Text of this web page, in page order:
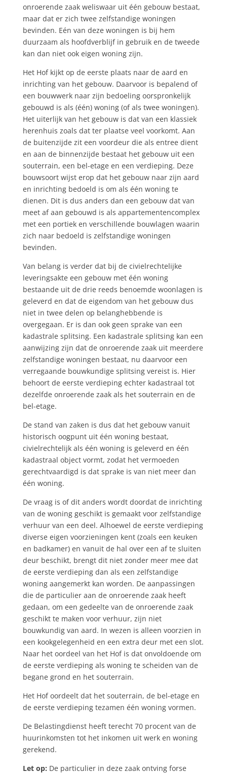
onroerende zaak weliswaar uit één gebouw bestaat,
maar dat er zich twee zelfstandige woningen
bevinden. Eén van deze woningen is bij hem
duurzaam als hoofdverblijf in gebruik en de tweede
kan dan niet ook eigen woning zijn.
Het Hof kijkt op de eerste plaats naar de aard en
inrichting van het gebouw. Daarvoor is bepalend of
een bouwwerk naar zijn bedoeling oorspronkelijk
gebouwd is als (één) woning (of als twee woningen).
Het uiterlijk van het gebouw is dat van een klassiek
herenhuis zoals dat ter plaatse veel voorkomt. Aan
de buitenzijde zit een voordeur die als entree dient
en aan de binnenzijde bestaat het gebouw uit een
souterrain, een bel-etage en een verdieping. Deze
bouwsoort wijst erop dat het gebouw naar zijn aard
en inrichting bedoeld is om als één woning te
dienen. Dit is dus anders dan een gebouw dat van
meet af aan gebouwd is als appartementencomplex
met een portiek en verschillende bouwlagen waarin
zich naar bedoeld is zelfstandige woningen
bevinden.
Van belang is verder dat bij de civielrechtelijke
leveringsakte een gebouw met één woning
bestaande uit de drie reeds benoemde woonlagen is
geleverd en dat de eigendom van het gebouw dus
niet in twee delen op belanghebbende is
overgegaan. Er is dan ook geen sprake van een
kadastrale splitsing. Een kadastrale splitsing kan een
aanwijzing zijn dat de onroerende zaak uit meerdere
zelfstandige woningen bestaat, nu daarvoor een
verregaande bouwkundige splitsing vereist is. Hier
behoort de eerste verdieping echter kadastraal tot
dezelfde onroerende zaak als het souterrain en de
bel-etage.
De stand van zaken is dus dat het gebouw vanuit
historisch oogpunt uit één woning bestaat,
civielrechtelijk als één woning is geleverd en één
kadastraal object vormt, zodat het vermoeden
gerechtvaardigd is dat sprake is van niet meer dan
één woning.
De vraag is of dit anders wordt doordat de inrichting
van de woning geschikt is gemaakt voor zelfstandige
verhuur van een deel. Alhoewel de eerste verdieping
diverse eigen voorzieningen kent (zoals een keuken
en badkamer) en vanuit de hal over een af te sluiten
deur beschikt, brengt dit niet zonder meer mee dat
de eerste verdieping dan als een zelfstandige
woning aangemerkt kan worden. De aanpassingen
die de particulier aan de onroerende zaak heeft
gedaan, om een gedeelte van de onroerende zaak
geschikt te maken voor verhuur, zijn niet
bouwkundig van aard. In wezen is alleen voorzien in
een kookgelegenheid en een extra deur met een slot.
Naar het oordeel van het Hof is dat onvoldoende om
de eerste verdieping als woning te scheiden van de
begane grond en het souterrain.
Het Hof oordeelt dat het souterrain, de bel-etage en
de eerste verdieping tezamen één woning vormen.
De Belastingdienst heeft terecht 70 procent van de
huurinkomsten tot het inkomen uit werk en woning
gerekend.
Let op: De particulier in deze zaak ontving forse